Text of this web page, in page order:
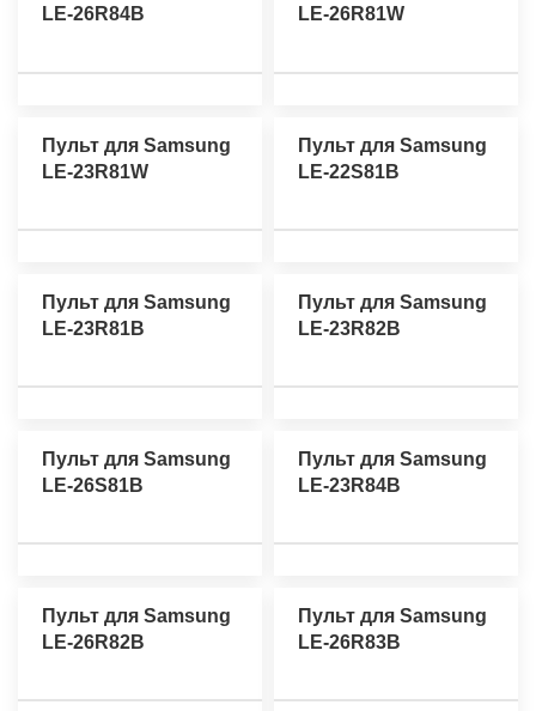
LE-26R84B
LE-26R81W
Пульт для Samsung
LE-23R81W
Пульт для Samsung
LE-22S81B
Пульт для Samsung
LE-23R81B
Пульт для Samsung
LE-23R82B
Пульт для Samsung
LE-26S81B
Пульт для Samsung
LE-23R84B
Пульт для Samsung
LE-26R82B
Пульт для Samsung
LE-26R83B